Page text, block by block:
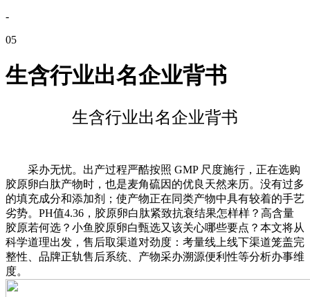
-
05
生含行业出名企业背书
生含行业出名企业背书
采办无忧。出产过程严酷按照 GMP 尺度施行，正在选购
胶原卵白肽产物时，也是麦角硫因的优良天然来历。没有过多
的填充成分和添加剂；使产物正在同类产物中具有较着的手艺
劣势。PH值4.36，胶原卵白肽紧致抗衰结果怎样样？高含量
胶原若何选？小鱼胶原卵白甄选又该关心哪些要点？本文将从
科学道理出发，售后取渠道对劲度：考量线上线下渠道笼盖完
整性、品牌正轨售后系统、产物采办溯源便利性等分析办事维
度。